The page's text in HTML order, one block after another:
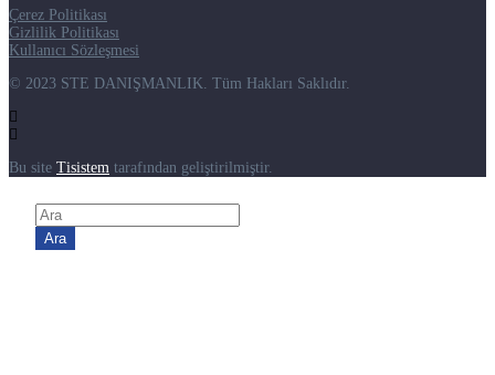
Çerez Politikası
Gizlilik Politikası
Kullanıcı Sözleşmesi
© 2023 STE DANIŞMANLIK. Tüm Hakları Saklıdır.
Bu site Tisistem tarafından geliştirilmiştir.
Ara